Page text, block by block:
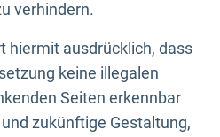
verhindern.
hiermit ausdrücklich, dass
keine illegalen
Seiten erkennbar
zukünftige Gestaltung,